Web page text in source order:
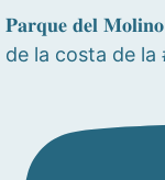
𝐏𝐚𝐫𝐪𝐮𝐞 𝐝𝐞𝐥
de la costa de